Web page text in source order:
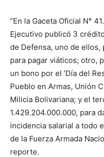
“En la Gaceta Oficial N°
Ejecutivo publicó 3
de Defensa, uno de ellos,
para pagar viáticos; otro,
un bono por el ‘Día del
Pueblo en Armas, Unión
Milicia Bolivariana; y el
1.429.204.000.000, para
incidencia salarial a todo
de la Fuerza Armada
reporte.